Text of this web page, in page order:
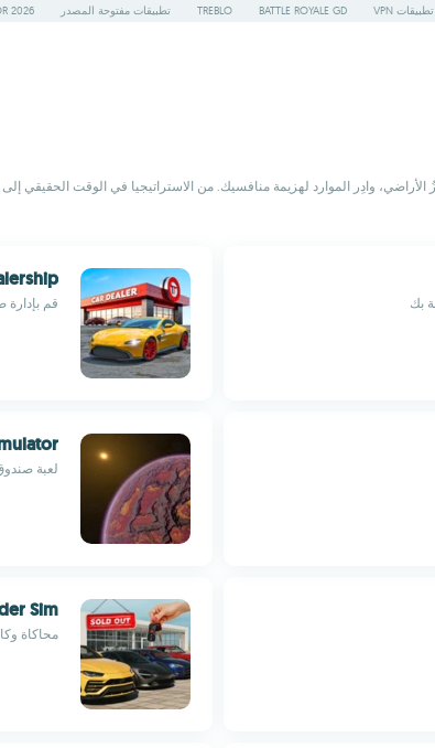
تطبيقات VPN BATTLE ROYALE GD
TREBLO تطبيقات مفتوحة المصدر 2026
وادِر الموارد لهزيمة منافسيك. من الاستراتيجيا في الوقت الحقيقي إلى
بك قم
لعبة
Sim
محاكاة